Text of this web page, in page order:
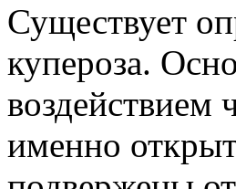
Существует
купероза.
воздействием
именно